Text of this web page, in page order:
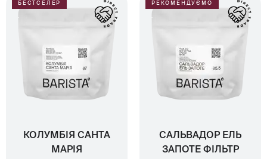
БЕСТСЕЛЕР
КОЛУМБІЯ САНТА
МАРІЯ
РЕКОМЕНДУЄМО
САЛЬВАДОР ЕЛЬ
ЗАПОТЕ ФІЛЬТР